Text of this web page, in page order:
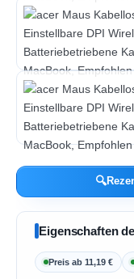
🔍
Eigenschaften
Preis ab 11,19 €